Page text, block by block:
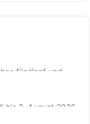
für Kopf und
bis 2. August 2026